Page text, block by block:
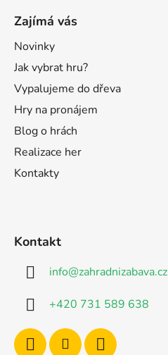
Zajímá vás
Novinky
Jak vybrat hru?
Vypalujeme do dřeva
Hry na pronájem
Blog o hrách
Realizace her
Kontakty
Kontakt
info@zahradnizabava.cz
+420 731 589 638